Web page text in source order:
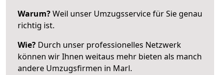
Warum?Weil unser Umzugsservice für Sie genau
richtig ist.
Wie? Durch unser professionelles Netzwerk
können wir Ihnen weitaus mehr bieten als manch
andere Umzugsfirmen in Marl.